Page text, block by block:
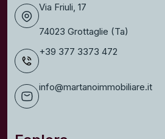
Via Friuli, 17
74023 Grottaglie (Ta)
+39 377 3373 472
info@martanoimmobiliare.it